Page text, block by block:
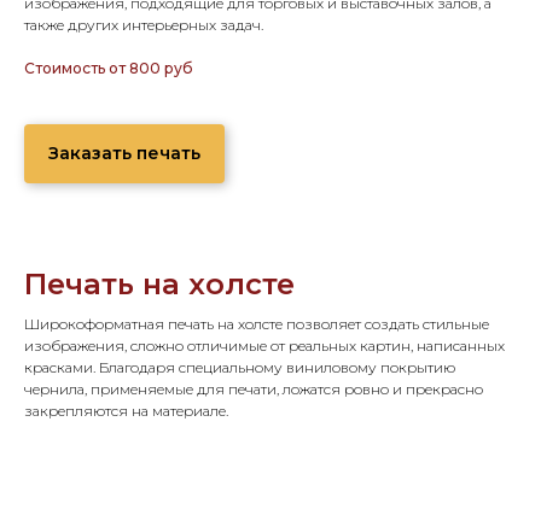
также других интерьерных задач.
Стоимость от 800 руб
Заказать печать
Печать на холсте
Широкоформатная печать на холсте позволяет создать стильные
изображения, сложно отличимые от реальных картин, написанных
красками. Благодаря специальному виниловому покрытию
чернила, применяемые для печати, ложатся ровно и прекрасно
закрепляются на материале.